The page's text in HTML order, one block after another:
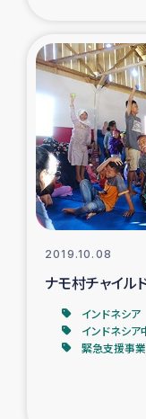
タイ
漁民
レバノン
レバノン
レバノンでの
2019.10.08
ナモ村チャイル
インドネシア
インドネシ
緊急支援事業